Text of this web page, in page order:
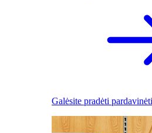
Galėsite pradėti